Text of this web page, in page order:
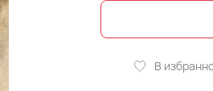
В